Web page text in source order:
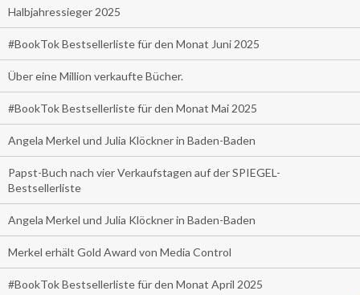
Halbjahressieger 2025
#BookTok Bestsellerliste für den Monat Juni 2025
Über eine Million verkaufte Bücher.
#BookTok Bestsellerliste für den Monat Mai 2025
Angela Merkel und Julia Klöckner in Baden-Baden
Papst-Buch nach vier Verkaufstagen auf der SPIEGEL-
Bestsellerliste
Angela Merkel und Julia Klöckner in Baden-Baden
Merkel erhält Gold Award von Media Control
#BookTok Bestsellerliste für den Monat April 2025